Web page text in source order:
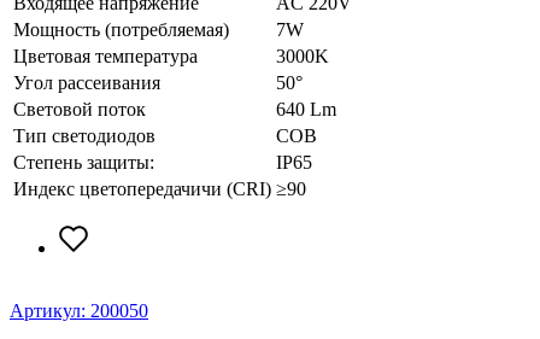
Мощность (потребляемая)
7W
Цветовая температура
3000K
Угол рассеивания
50°
Световой поток
640 Lm
Тип светодиодов
COB
Степень защиты:
IP65
Индекс цветопередачичи (CRI) ≥90
Артикул: 200050